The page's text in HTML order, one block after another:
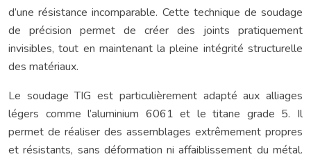
d’une résistance incomparable. Cette technique de soudage
de précision permet de créer des joints pratiquement
invisibles, tout en maintenant la pleine intégrité structurelle
des matériaux.
Le soudage TIG est particulièrement adapté aux alliages
légers comme l’aluminium 6061 et le titane grade 5. Il
permet de réaliser des assemblages extrêmement propres
et résistants, sans déformation ni affaiblissement du métal.